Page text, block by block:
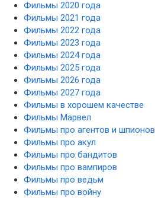
Фильмы 2020 года
Фильмы 2021 года
Фильмы 2022 года
Фильмы 2023 года
Фильмы 2024 года
Фильмы 2025 года
Фильмы 2026 года
Фильмы 2027 года
Фильмы в хорошем качестве
Фильмы Марвел
Фильмы про агентов и шпионов
Фильмы про акул
Фильмы про бандитов
Фильмы про вампиров
Фильмы про ведьм
Фильмы про войну